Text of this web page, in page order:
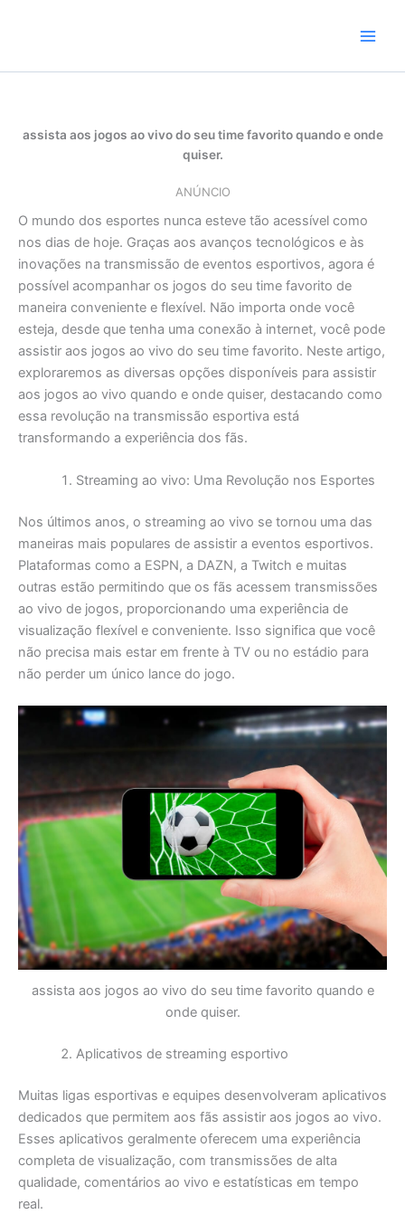
assista aos jogos ao vivo do seu time favorito quando e onde
quiser.
ANÚNCIO
O mundo dos esportes nunca esteve tão acessível como
nos dias de hoje. Graças aos avanços tecnológicos e às
inovações na transmissão de eventos esportivos, agora é
possível acompanhar os jogos do seu time favorito de
maneira conveniente e flexível. Não importa onde você
esteja, desde que tenha uma conexão à internet, você pode
assistir aos jogos ao vivo do seu time favorito. Neste artigo,
exploraremos as diversas opções disponíveis para assistir
aos jogos ao vivo quando e onde quiser, destacando como
essa revolução na transmissão esportiva está
transformando a experiência dos fãs.
Streaming ao vivo: Uma Revolução nos Esportes
Nos últimos anos, o streaming ao vivo se tornou uma das
maneiras mais populares de assistir a eventos esportivos.
Plataformas como a ESPN, a DAZN, a Twitch e muitas
outras estão permitindo que os fãs acessem transmissões
ao vivo de jogos, proporcionando uma experiência de
visualização flexível e conveniente. Isso significa que você
não precisa mais estar em frente à TV ou no estádio para
não perder um único lance do jogo.
assista aos jogos ao vivo do seu time favorito quando e
onde quiser.
Aplicativos de streaming esportivo
Muitas ligas esportivas e equipes desenvolveram aplicativos
dedicados que permitem aos fãs assistir aos jogos ao vivo.
Esses aplicativos geralmente oferecem uma experiência
completa de visualização, com transmissões de alta
qualidade, comentários ao vivo e estatísticas em tempo
real.